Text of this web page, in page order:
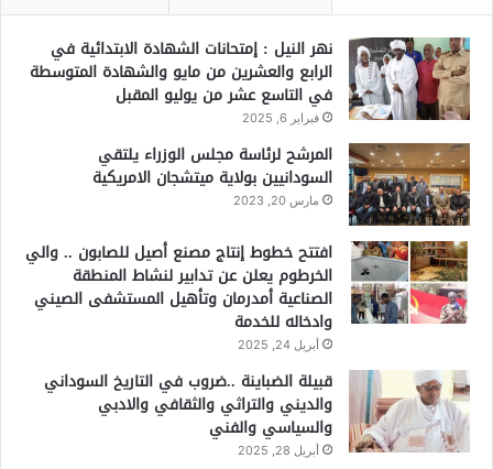
نهر النيل : إمتحانات الشهادة الابتدائية في
الرابع والعشرين من مايو والشهادة المتوسطة
في التاسع عشر من يوليو المقبل
فبراير 6, 2025
المرشح لرئاسة مجلس الوزراء يلتقي
السودانيين بولاية ميتشجان الامريكية
مارس 20, 2023
افتتح خطوط إنتاج مصنع أصيل للصابون .. والي
الخرطوم يعلن عن تدابير لنشاط المنطقة
الصناعية أمدرمان وتأهيل المستشفى الصيني
وادخاله للخدمة
أبريل 24, 2025
قبيلة الضباينة ..ضروب في التاريخ السوداني
والديني والتراثي والثقافي والادبي
والسياسي والفني
أبريل 28, 2025